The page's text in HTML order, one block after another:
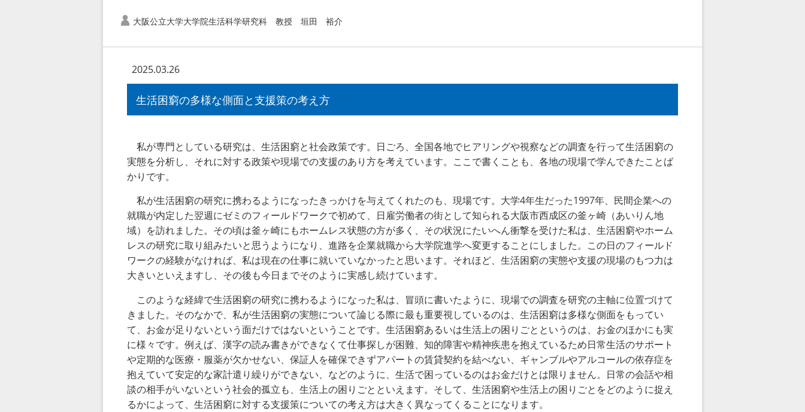
大阪公立大学大学院生活科学研究科 教授 垣田 裕介
2025.03.26
生活困窮の多様な側面と支援策の考え方
私が専門としている研究は、生活困窮と社会政策です。日ごろ、全国各地でヒアリングや視察などの調査を行って生活困窮の
実態を分析し、それに対する政策や現場での支援のあり方を考えています。ここで書くことも、各地の現場で学んできたことば
かりです。
私が生活困窮の研究に携わるようになったきっかけを与えてくれたのも、現場です。大学4年生だった1997年、民間企業への
就職が内定した翌週にゼミのフィールドワークで初めて、日雇労働者の街として知られる大阪市西成区の釜ヶ崎（あいりん地
域）を訪れました。その頃は釜ヶ崎にもホームレス状態の方が多く、その状況にたいへん衝撃を受けた私は、生活困窮やホーム
レスの研究に取り組みたいと思うようになり、進路を企業就職から大学院進学へ変更することにしました。この日のフィールド
ワークの経験がなければ、私は現在の仕事に就いていなかったと思います。それほど、生活困窮の実態や支援の現場のもつ力は
大きいといえますし、その後も今日までそのように実感し続けています。
このような経緯で生活困窮の研究に携わるようになった私は、冒頭に書いたように、現場での調査を研究の主軸に位置づけて
きました。そのなかで、私が生活困窮の実態について論じる際に最も重要視しているのは、生活困窮は多様な側面をもってい
て、お金が足りないという面だけではないということです。生活困窮あるいは生活上の困りごとというのは、お金のほかにも実
に様々です。例えば、漢字の読み書きができなくて仕事探しが困難、知的障害や精神疾患を抱えているため日常生活のサポート
や定期的な医療・服薬が欠かせない、保証人を確保できずアパートの賃貸契約を結べない、ギャンブルやアルコールの依存症を
抱えていて安定的な家計遣り繰りができない、などのように、生活で困っているのはお金だけとは限りません。日常の会話や相
談の相手がいないという社会的孤立も、生活上の困りごとといえます。そして、生活困窮や生活上の困りごとをどのように捉え
るかによって、生活困窮に対する支援策についての考え方は大きく異なってくることになります。